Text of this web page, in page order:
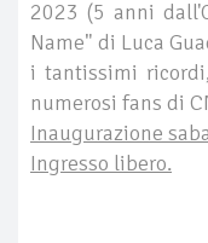
2023 (5 anni
Name" di Luca
i tantissimi
numerosi fans di
Inaugurazione
Ingresso libero.